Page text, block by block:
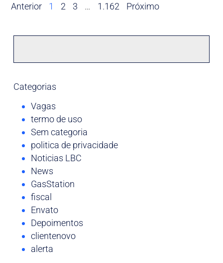
Anterior 1 2 3 … 1.162 Próximo
Categorias
Vagas
termo de uso
Sem categoria
politica de privacidade
Noticias LBC
News
GasStation
fiscal
Envato
Depoimentos
clientenovo
alerta